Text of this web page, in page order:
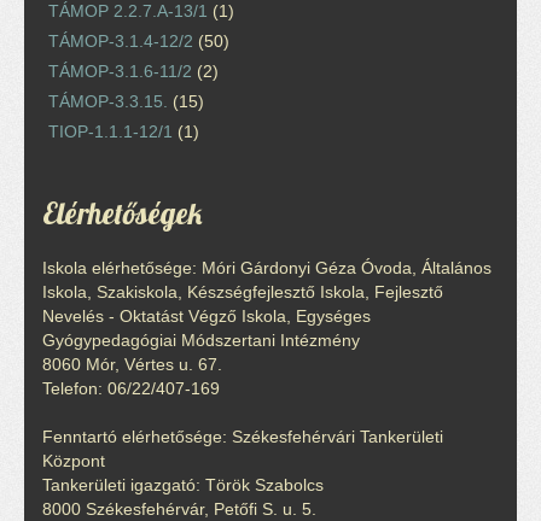
TÁMOP 2.2.7.A-13/1 (1)
TÁMOP-3.1.4-12/2 (50)
TÁMOP-3.1.6-11/2 (2)
TÁMOP-3.3.15. (15)
TIOP-1.1.1-12/1 (1)
Elérhetőségek
Iskola elérhetősége: Móri Gárdonyi Géza Óvoda, Általános
Iskola, Szakiskola, Készségfejlesztő Iskola, Fejlesztő
Nevelés - Oktatást Végző Iskola, Egységes
Gyógypedagógiai Módszertani Intézmény
8060 Mór, Vértes u. 67.
Telefon: 06/22/407-169
Fenntartó elérhetősége: Székesfehérvári Tankerületi
Központ
Tankerületi igazgató: Török Szabolcs
8000 Székesfehérvár, Petőfi S. u. 5.